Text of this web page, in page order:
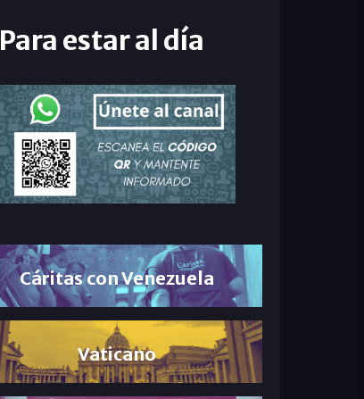
Para estar al día
Cáritas con Venezuela
Vaticano